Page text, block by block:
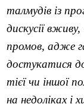
талмудів із
дискусії
промов, адже
достукатися
тієї чи іншої
на недоліках і